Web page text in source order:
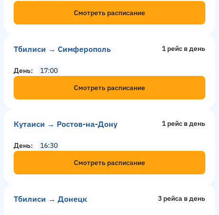
Смотреть расписание
Тбилиси → Симферополь 1 рейс в день
День
17:00
Смотреть расписание
Кутаиси → Ростов-на-Дону 1 рейс в день
День
16:30
Смотреть расписание
Тбилиси → Донецк 3 рейсa в день